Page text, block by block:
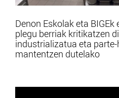
Denon Eskolak eta
plegu berriak kritikatzen
industrializatua eta parte-
mantentzen dutelako